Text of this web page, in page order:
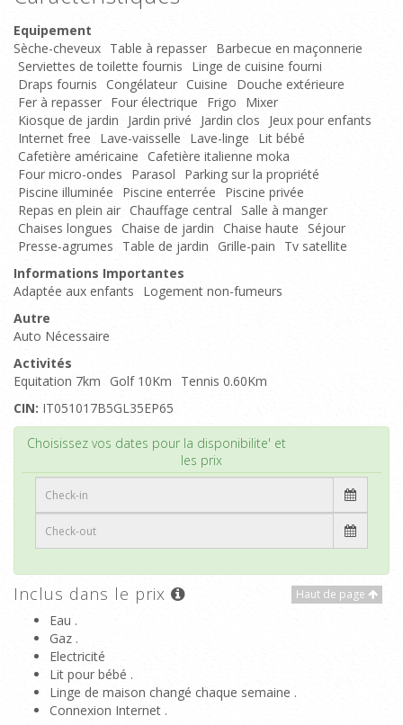
Equipement
Sèche-cheveux Table à repasser Barbecue en maçonnerie
Serviettes de toilette fournis
Linge de cuisine fourni
Draps fournis
Congélateur Cuisine
Douche extérieure
Fer à repasser Four électrique Frigo
Mixer
Kiosque de jardin
Jardin privé Jardin clos
Jeux pour enfants
Internet free
Lave-vaisselle Lave-linge
Lit bébé
Cafetière américaine Cafetière italienne moka
Four micro-ondes
Parasol
Parking sur la propriété
Piscine illuminée
Piscine enterrée
Piscine privée
Repas en plein air Chauffage central
Salle à manger
Chaises longues
Chaise de jardin Chaise haute
Séjour
Presse-agrumes
Table de jardin Grille-pain
Tv satellite
Informations Importantes
Adaptée aux enfants
Logement non-fumeurs
Autre
Auto Nécessaire
Activités
Equitation 7km
Golf 10Km
Tennis 0.60Km
CIN: IT051017B5GL35EP65
Choisissez vos dates pour la disponibilite' et
les prix
Haut de page
Inclus dans le prix
Eau .
Gaz .
Electricité
Lit pour bébé .
Linge de maison changé chaque semaine .
Connexion Internet .